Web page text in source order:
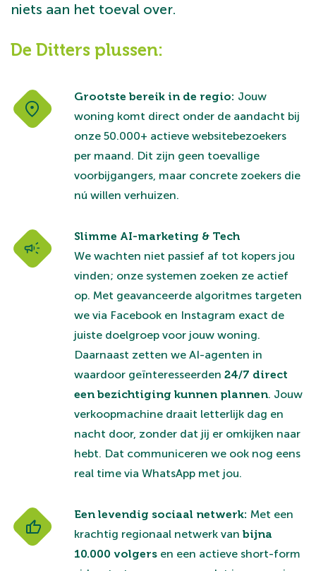
niets aan het toeval over.
De Ditters plussen:
Grootste bereik in de regio: Jouw
woning komt direct onder de aandacht bij
onze 50.000+ actieve websitebezoekers
per maand. Dit zijn geen toevallige
voorbijgangers, maar concrete zoekers die
nú willen verhuizen.
Slimme AI-marketing & Tech
We wachten niet passief af tot kopers jou
vinden; onze systemen zoeken ze actief
op. Met geavanceerde algoritmes targeten
we via Facebook en Instagram exact de
juiste doelgroep voor jouw woning.
Daarnaast zetten we AI-agenten in
waardoor geïnteresseerden 24/7 direct
een bezichtiging kunnen plannen. Jouw
verkoopmachine draait letterlijk dag en
nacht door, zonder dat jij er omkijken naar
hebt. Dat communiceren we ook nog eens
real time via WhatsApp met jou.
Een levendig sociaal netwerk: Met een
krachtig regionaal netwerk van bijna
10.000 volgers en een actieve short-form